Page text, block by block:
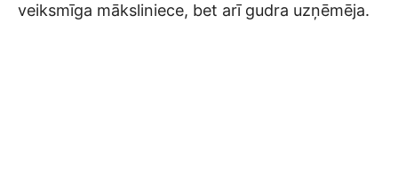
veiksmīga māksliniece, bet arī gudra uzņēmēja.